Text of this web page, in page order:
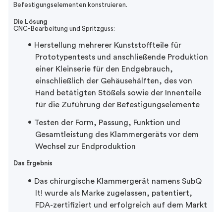
Befestigungselementen konstruieren.
Die Lösung
CNC-Bearbeitung und Spritzguss:
Herstellung mehrerer Kunststoffteile für
Prototypentests und anschließende Produktion
einer Kleinserie für den Endgebrauch,
einschließlich der Gehäusehälften, des von
Hand betätigten Stößels sowie der Innenteile
für die Zuführung der Befestigungselemente
Testen der Form, Passung, Funktion und
Gesamtleistung des Klammergeräts vor dem
Wechsel zur Endproduktion
Das Ergebnis
Das chirurgische Klammergerät namens SubQ
It! wurde als Marke zugelassen, patentiert,
FDA-zertifiziert und erfolgreich auf dem Markt